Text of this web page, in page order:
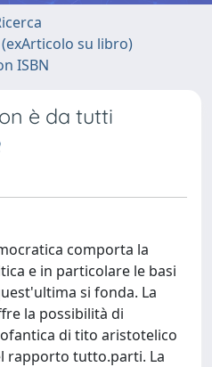
su libro)
ISBN
è da tutti
comporta la
e in particolare le basi
si fonda. La
la possibilità di
di tito aristotelico
rapporto tutto.parti. La